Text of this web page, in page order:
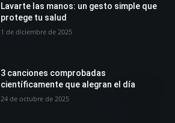
Lavarte las manos: un gesto simple que
protege tu salud
1 de diciembre de 2025
3 canciones comprobadas
científicamente que alegran el día
24 de octubre de 2025